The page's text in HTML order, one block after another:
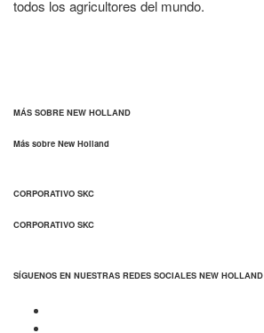
todos los agricultores del mundo.
MÁS SOBRE NEW HOLLAND
Más sobre New Holland
CORPORATIVO SKC
CORPORATIVO SKC
SÍGUENOS EN NUESTRAS REDES SOCIALES NEW HOLLAND